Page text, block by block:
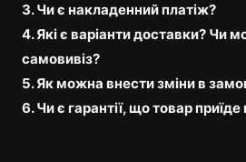
3. Чи є накладенний платіж?
4. Які є варіанти доставки? Чи
самовивіз?
5. Як можна внести зміни в
6. Чи є гарантії, що товар приїде